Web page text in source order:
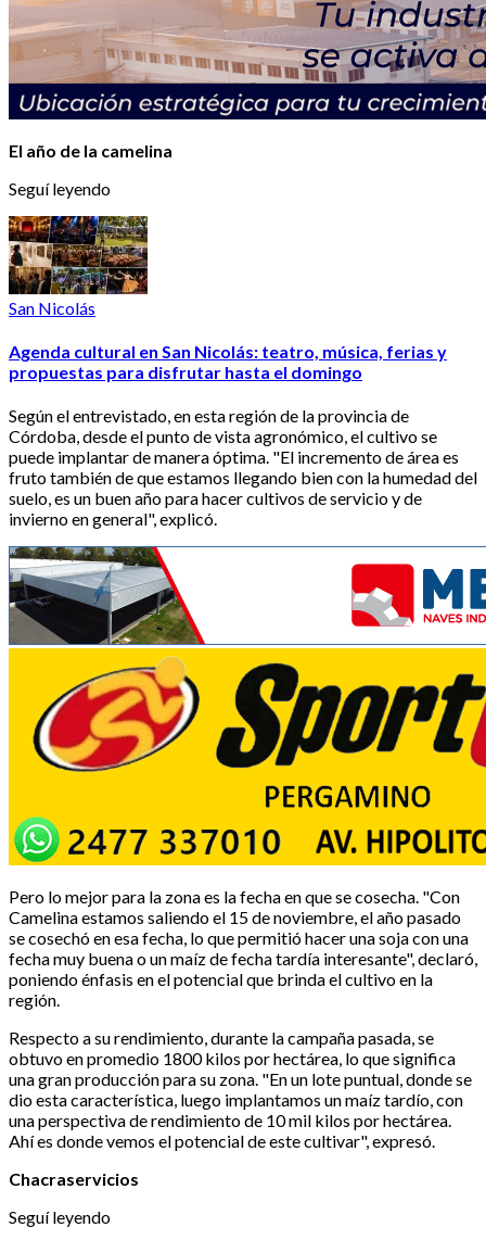
El año de la camelina
Seguí leyendo
San Nicolás
Agenda cultural en San Nicolás: teatro, música, ferias y
propuestas para disfrutar hasta el domingo
Según el entrevistado, en esta región de la provincia de
Córdoba, desde el punto de vista agronómico, el cultivo se
puede implantar de manera óptima. "El incremento de área es
fruto también de que estamos llegando bien con la humedad del
suelo, es un buen año para hacer cultivos de servicio y de
invierno en general", explicó.
Pero lo mejor para la zona es la fecha en que se cosecha. "Con
Camelina estamos saliendo el 15 de noviembre, el año pasado
se cosechó en esa fecha, lo que permitió hacer una soja con una
fecha muy buena o un maíz de fecha tardía interesante", declaró,
poniendo énfasis en el potencial que brinda el cultivo en la
región.
Respecto a su rendimiento, durante la campaña pasada, se
obtuvo en promedio 1800 kilos por hectárea, lo que significa
una gran producción para su zona. "En un lote puntual, donde se
dio esta característica, luego implantamos un maíz tardío, con
una perspectiva de rendimiento de 10 mil kilos por hectárea.
Ahí es donde vemos el potencial de este cultivar", expresó.
Chacraservicios
Seguí leyendo